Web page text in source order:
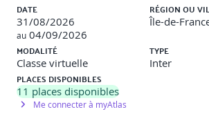
Modèles pré-entraînés, transfert
risques associés
Normes, réglementations et IA
Travaux pratiques (1h) : identification
IA réels
Validation : QCM, échanges
Caractéristiques qualité des
DATE
31/08/2026
au 04/09/2026
RÉGION OU
Île-de-
MODALITÉ
Classe virtuelle
TYPE
Inter
PLACES DISPONIBLES
11 places disponibles
Me connecter à myAtlas